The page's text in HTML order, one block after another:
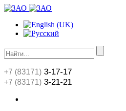
+7 (83171) 3-17-17
+7 (83171) 3-21-21